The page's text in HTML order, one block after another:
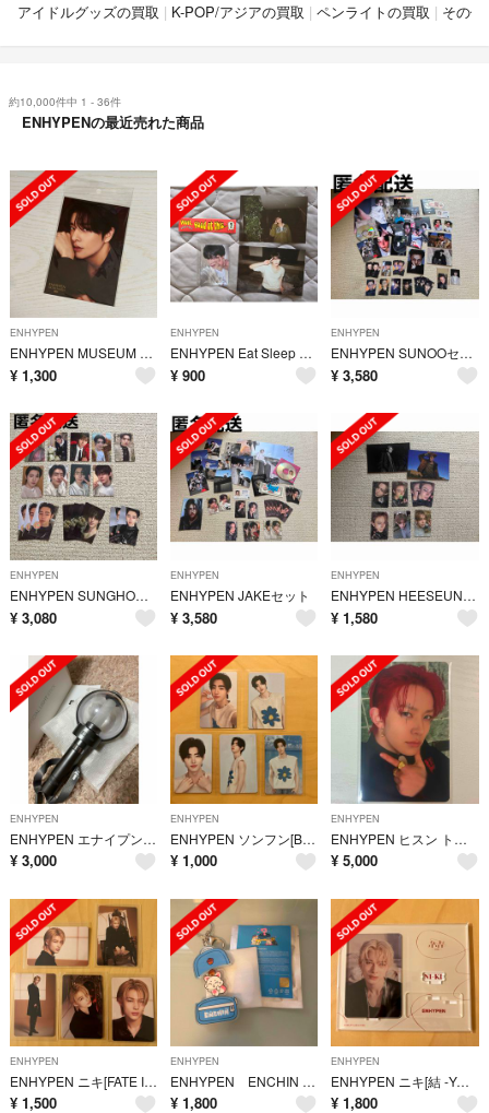
アイドルグッズの買取 K-POP/アジアの買取 ペンライトの買取 その
約10,000件中 1 - 36件
ENHYPENの最近売れた商品
ENHYPEN
ENHYPEN MUSEUM 2023 ポストカードセット（JAKE）ジェイク
¥ 1,300
ENHYPEN
ENHYPEN Eat Sleep EN Dive ソヌ SUNOO applemusic
¥ 900
ENHYPEN
ENHYPEN SUNOOセット
¥ 3,580
ENHYPEN
ENHYPEN SUNGHOONセット
¥ 3,080
ENHYPEN
ENHYPEN JAKEセット
¥ 3,580
ENHYPEN
ENHYPEN HEESEUNGセット
¥ 1,580
ENHYPEN
ENHYPEN エナイプン ペンライト KPOP
¥ 3,000
ENHYPEN
ENHYPEN ソンフン[BESIDE:ENHYPEN] PHOTO CARD
¥ 1,000
ENHYPEN
ENHYPEN ヒスン トレカ EVAN heesung DESIRE : UNLEASH ポカ
¥ 5,000
ENHYPEN
ENHYPEN ニキ[FATE IN JAPAN] PHOTO CARD
¥ 1,500
ENHYPEN
ENHYPEN ENCHIN アクリルキーリング ソヌ KISHU
¥ 1,800
ENHYPEN
ENHYPEN ニキ[結 -YOU-] ACRYLIC PHOTO CARD STAND
¥ 1,800